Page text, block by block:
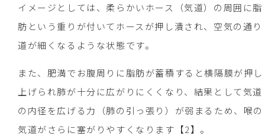
イメージとしては、柔らかいホース（気道）の周囲に脂
肪という重りが付いてホースが押し潰され、空気の通り
道が細くなるような状態です。
また、肥満でお腹周りに脂肪が蓄積すると横隔膜が押し
上げられ肺が十分に広がりにくくなり、結果として気道
の内径を広げる力（肺の引っ張り）が弱まるため、喉の
気道がさらに塞がりやすくなります【2】。